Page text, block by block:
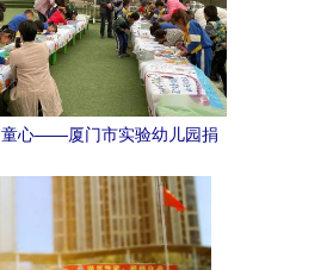
童心——厦门市实验幼儿园捐